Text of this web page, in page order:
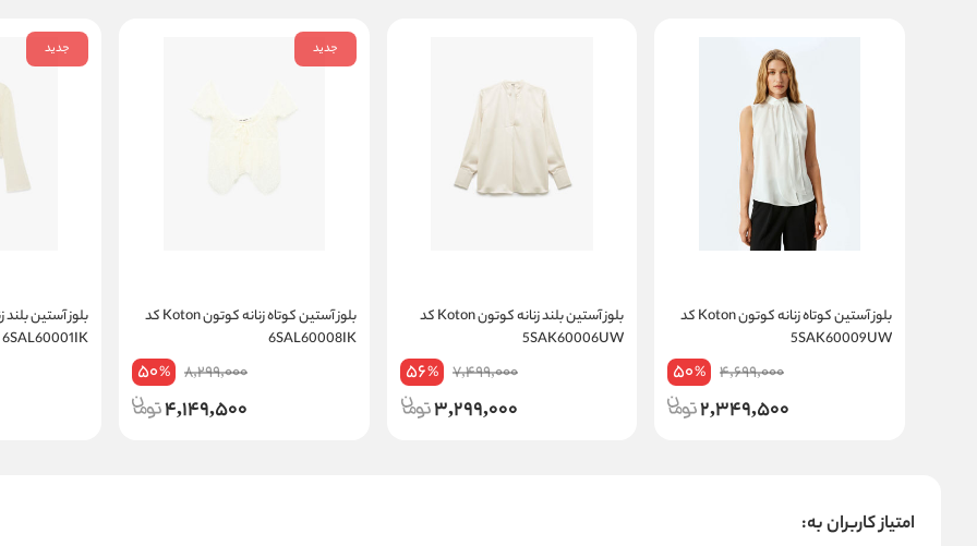
بلوز آستین کوتاه زنانه کوتون Koton کد
5SAK60009UW
4,699,000
50%
2,349,500
بلوز آستین بلند زنانه کوتون Koton کد
5SAK60006UW
7,499,000
56%
3,299,000
جدید
بلوز آستین کوتاه زنانه کوتون Koton کد
6SAL60008IK
8,299,000
50%
4,149,500
جدید
6SAL60001IK
امتیاز کاربران به: